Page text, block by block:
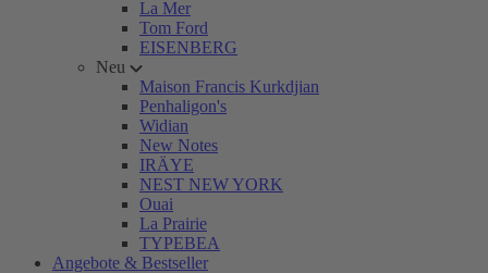
La Mer
Tom Ford
EISENBERG
Neu
Maison Francis Kurkdjian
Penhaligon's
Widian
New Notes
IRÄYE
NEST NEW YORK
Ouai
La Prairie
TYPEBEA
Angebote & Bestseller